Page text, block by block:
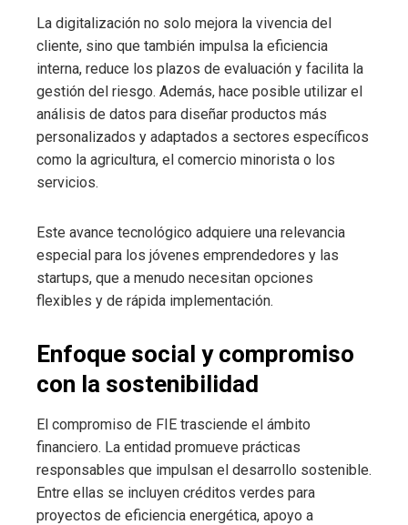
La digitalización no solo mejora la vivencia del
cliente, sino que también impulsa la eficiencia
interna, reduce los plazos de evaluación y facilita la
gestión del riesgo. Además, hace posible utilizar el
análisis de datos para diseñar productos más
personalizados y adaptados a sectores específicos
como la agricultura, el comercio minorista o los
servicios.
Este avance tecnológico adquiere una relevancia
especial para los jóvenes emprendedores y las
startups, que a menudo necesitan opciones
flexibles y de rápida implementación.
Enfoque social y compromiso
con la sostenibilidad
El compromiso de FIE trasciende el ámbito
financiero. La entidad promueve prácticas
responsables que impulsan el desarrollo sostenible.
Entre ellas se incluyen créditos verdes para
proyectos de eficiencia energética, apoyo a